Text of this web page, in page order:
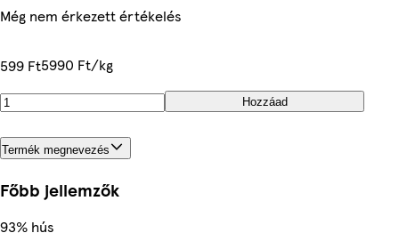
Még nem érkezett értékelés
599 Ft5990 Ft/kg
Hozzáad
Termék megnevezés
Főbb jellemzők
93% hús